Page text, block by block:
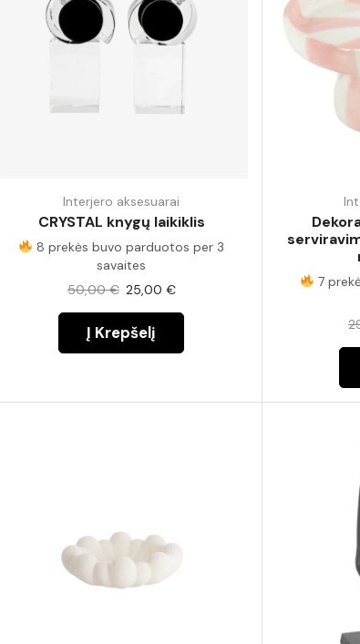
Interjero aksesuarai
CRYSTAL knygų laikiklis
8 prekės buvo parduotos per 3
savaites
50,00€ 25,00 €
Į Krepšelį
7